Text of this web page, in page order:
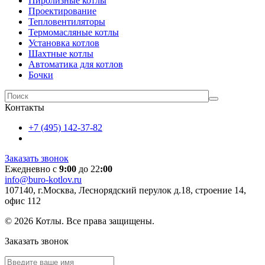
Проектирование
Тепловентиляторы
Термомасляные котлы
Установка котлов
Шахтные котлы
Автоматика для котлов
Бочки
Контакты
+7 (495) 142-37-82
Заказать звонок
Ежедневно с 9:00 до 22:00
info@buro-kotlov.ru
107140, г.Москва, Леснорядский перулок д.18, строение 14,
офис 112
© 2026 Котлы. Все права защищены.
Заказать звонок